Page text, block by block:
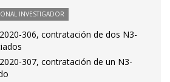
INVESTIGADOR
306, contratación de dos N3-
307, contratación de un N3-